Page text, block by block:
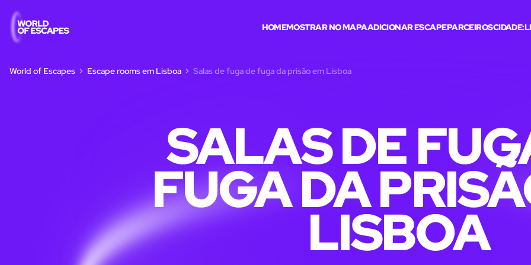
HOMEMOSTRAR NO MAPAADICIONAR ESCAPEPARCEIROSCIDADE:
World of Escapes Escape rooms em Lisboa Salas de fuga de fuga da prisão em Lisboa
SALAS DE
FUGA DA
LISBOA